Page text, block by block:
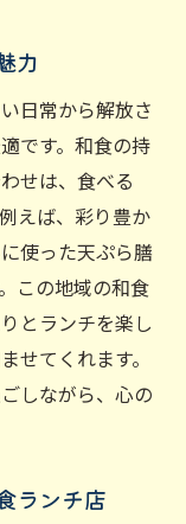
力
日常から解放さ
です。和食の持
せは、食べる
えば、彩り豊か
使った天ぷら膳
この地域の和食
とランチを楽し
せてくれます。
しながら、心の
ランチ店